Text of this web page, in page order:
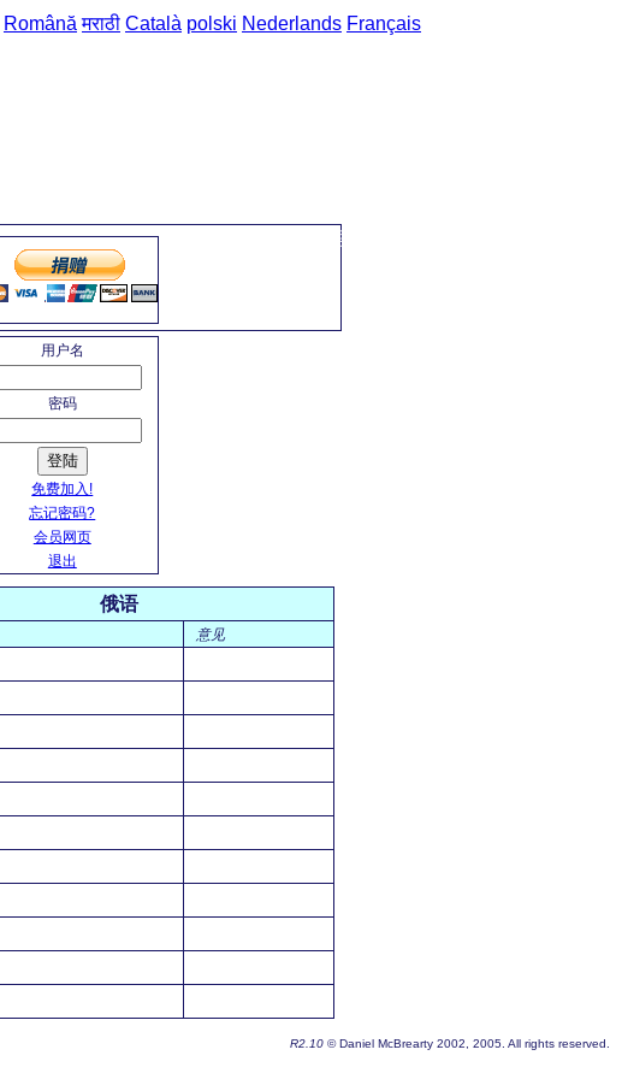
Română मराठी Català polski Nederlands Français
普通话-俄语 短语
用户名
密码
登陆
免费加入!
忘记密码?
会员网页
退出
俄语
意见
R2.10 © Daniel McBrearty 2002, 2005. All rights reserved.